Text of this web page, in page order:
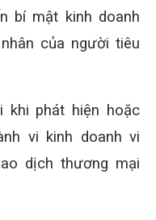
bí mật kinh doanh
của người tiêu
khi phát hiện hoặc
vi kinh doanh vi
dịch thương mại